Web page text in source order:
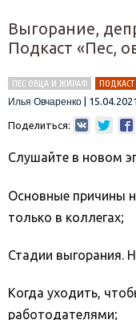
Выгорание,
Подкаст «Пес,
ПЕС ОВЦА И ЖИРАФ
ПОДКАСТ
Илья Овчаренко
15.04.2021
Поделиться:
Слушайте в новом
Основные причины
только в коллегах;
Стадии выгорания.
Когда уходить,
работодателями;